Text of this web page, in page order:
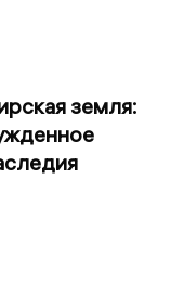
земля: